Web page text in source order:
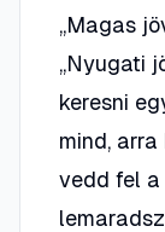
„Magas
„Nyugati
keresni
mind,
vedd fel a